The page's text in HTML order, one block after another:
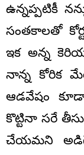
ఉన్నప్పటికీ
సంతకాలతో
ఇక అన్న
నాన్న కోరిక
ఆడవేషం
కొట్టినా సరే
చేయమని